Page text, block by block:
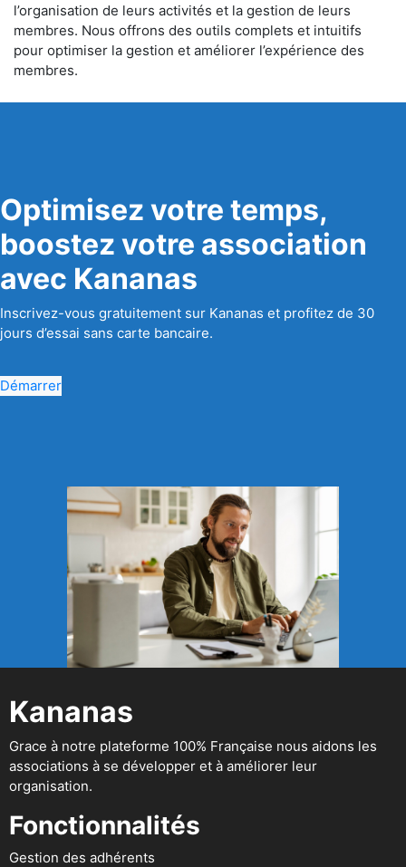
l’organisation de leurs activités et la gestion de leurs
membres. Nous offrons des outils complets et intuitifs
pour optimiser la gestion et améliorer l’expérience des
membres.
Optimisez votre temps,
boostez votre association
avec Kananas
Inscrivez-vous gratuitement sur Kananas et profitez de 30
jours d’essai sans carte bancaire.
Démarrer
Kananas
Grace à notre plateforme 100% Française nous aidons les
associations à se développer et à améliorer leur
organisation.
Fonctionnalités
Gestion des adhérents